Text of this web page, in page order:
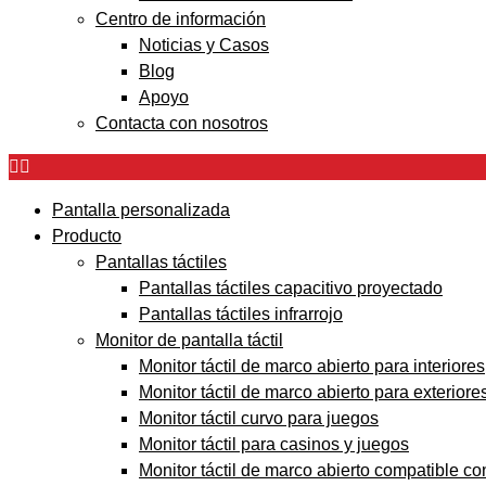
Centro de información
Noticias y Casos
Blog
Apoyo
Contacta con nosotros
Pantalla personalizada
Producto
Pantallas táctiles
Pantallas táctiles capacitivo proyectado
Pantallas táctiles infrarrojo
Monitor de pantalla táctil
Monitor táctil de marco abierto para interiores
Monitor táctil de marco abierto para
Monitor táctil curvo para juegos
Monitor táctil para casinos y juegos
Monitor táctil de marco abierto compatible